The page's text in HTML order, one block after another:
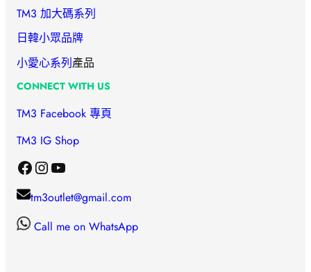
TM3 加大碼系列
日韓小眾品牌
小愛心系列產品
CONNECT WITH US
TM3 Facebook 專頁
TM3 IG Shop
Facebook Instagram YouTube
tm3outlet@gmail.com
Call me on WhatsApp